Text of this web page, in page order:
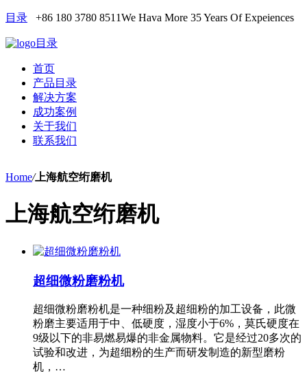
目录 +86 180 3780 8511We Hava More 35 Years Of Expeiences
目录
首页
产品目录
解决方案
成功案例
关于我们
联系我们
Home/上海航空绗磨机
上海航空绗磨机
超细微粉磨粉机
超细微粉磨粉机是一种细粉及超细粉的加工设备，此微
粉磨主要适用于中、低硬度，湿度小于6%，莫氏硬度在
9级以下的非易燃易爆的非金属物料。它是经过20多次的
试验和改进，为超细粉的生产而研发制造的新型磨粉
机，…